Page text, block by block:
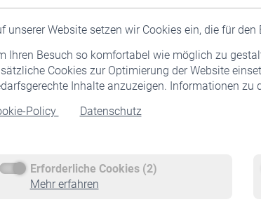
unserer Website setzen wir Cookies ein, die für
Ihren Besuch so komfortabel wie möglich zu
Cookies zur Optimierung der Website
Inhalte anzuzeigen. Informationen zu
Policy
Datenschutz
Erforderliche Cookies (2)
Mehr erfahren
Staatliche Förderung